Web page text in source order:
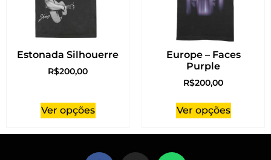
Estonada Silhouerre
R$200,00
Ver opções
Europe – Faces
Purple
R$200,00
Ver opções